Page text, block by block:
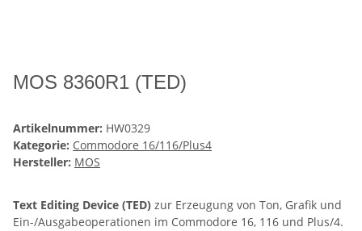
MOS 8360R1 (TED)
Artikelnummer: HW0329
Kategorie: Commodore 16/116/Plus4
Hersteller: MOS
Text Editing Device (TED) zur Erzeugung von Ton, Grafik und
Ein-/Ausgabeoperationen im Commodore 16, 116 und Plus/4.